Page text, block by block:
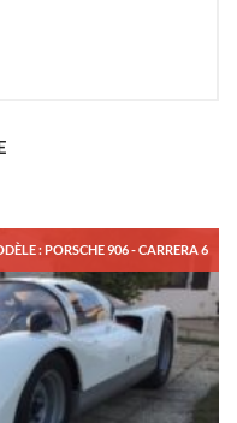
: PORSCHE 906 - CARRERA 6